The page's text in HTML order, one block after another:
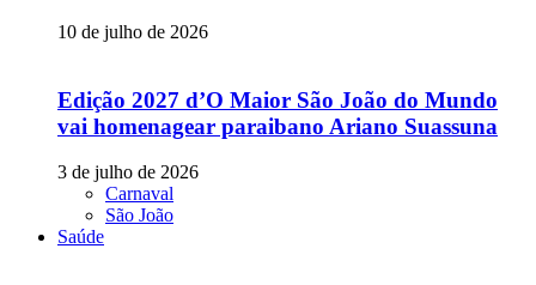
10 de julho de 2026
Edição 2027 d’O Maior São João do Mundo
vai homenagear paraibano Ariano Suassuna
3 de julho de 2026
Carnaval
São João
Saúde